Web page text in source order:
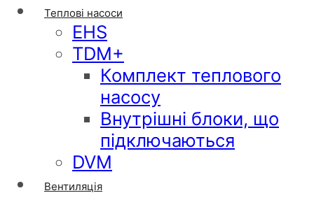
Теплові насоси
EHS
TDM+
Комплект теплового
насосу
Внутрішні блоки, що
підключаються
DVM
Вентиляція